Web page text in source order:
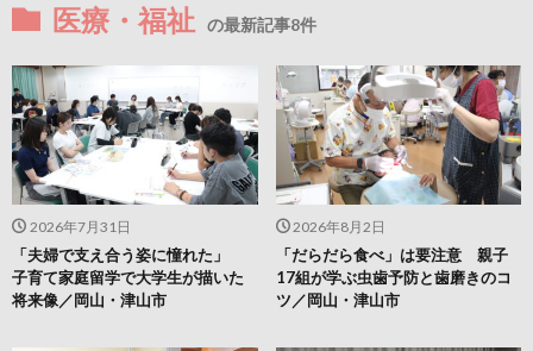
医療・福祉 の最新記事8件
2026年8月2日
「だらだら食べ」は要注意 親子
17組が学ぶ虫歯予防と歯磨きのコ
ツ／岡山・津山市
2026年7月31日
「夫婦で支え合う姿に憧れた」
子育て家庭留学で大学生が描いた
将来像／岡山・津山市